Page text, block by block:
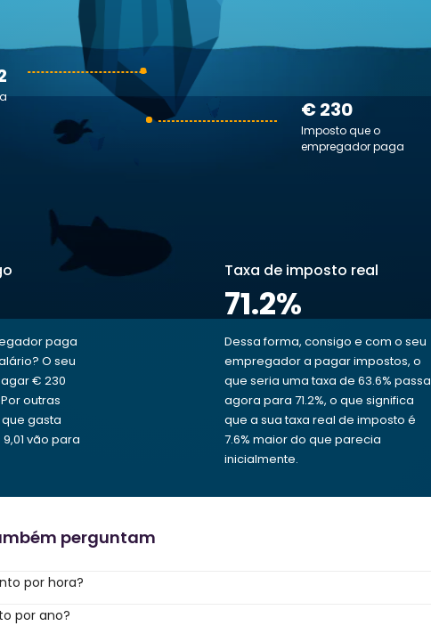
€ 230
Imposto que o
empregador paga
paga
O seu
€ 230
outras
gasta
vão para
Taxa de imposto real
71.2%
Dessa forma, consigo e com o seu
empregador a pagar impostos, o
que seria uma taxa de 63.6% passa
agora para 71.2%, o que significa
que a sua taxa real de imposto é
7.6% maior do que parecia
inicialmente.
perguntam
por hora?
por ano?